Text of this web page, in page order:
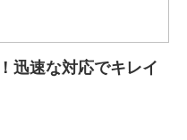
迅速な対応でキレイ